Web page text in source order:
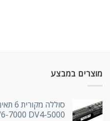
מוצרים במבצע
7000 DV4-5000